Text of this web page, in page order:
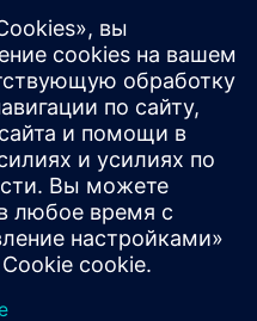
Opcenter Quality
достичь
качества